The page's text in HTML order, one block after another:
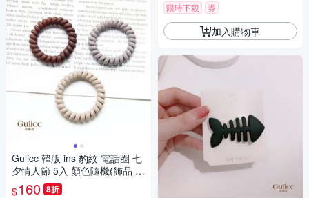
Gulicc 韓版 ins 豹紋 電話圈 七
夕情人節 5入 顏色隨機(飾品 七
夕情人節 頭飾 髮帶 髮箍 生日
$160 8折
限時下殺 券
加入購物車